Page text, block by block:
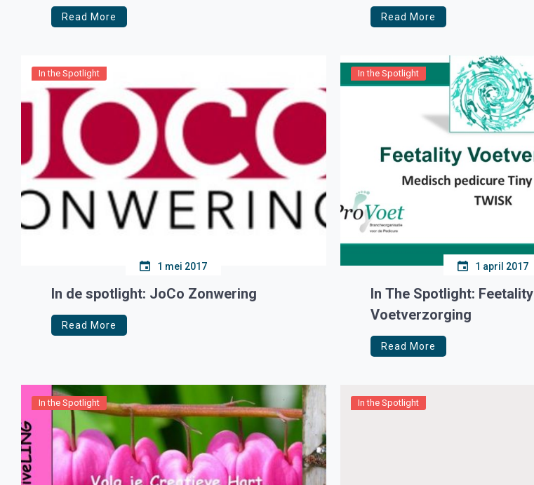
Read More Read More
In the Spotlight
1 mei 2017
In de spotlight: JoCo Zonwering
Read More
In the Spotlight
1 april 2017
In The Spotlight: Feetality
Voetverzorging
Read More
In the Spotlight In the Spotlight